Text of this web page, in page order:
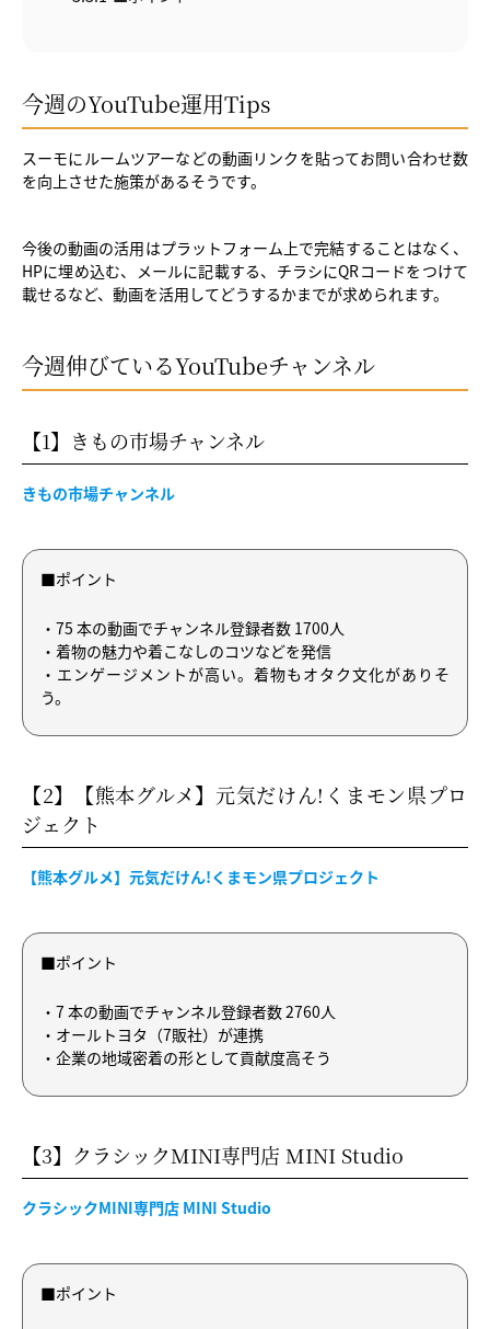
今週のYouTube運用Tips
スーモにルームツアーなどの動画リンクを貼ってお問い合わせ数
を向上させた施策があるそうです。
今後の動画の活用はプラットフォーム上で完結することはなく、
HPに埋め込む、メールに記載する、チラシにQRコードをつけて
載せるなど、動画を活用してどうするかまでが求められます。
今週伸びているYouTubeチャンネル
【1】きもの市場チャンネル
きもの市場チャンネル
■ポイント
・75 本の動画でチャンネル登録者数 1700人
・着物の魅力や着こなしのコツなどを発信
・エンゲージメントが高い。着物もオタク文化がありそ
う。
【2】【熊本グルメ】元気だけん!くまモン県プロ
ジェクト
【熊本グルメ】元気だけん!くまモン県プロジェクト
■ポイント
・7 本の動画でチャンネル登録者数 2760人
・オールトヨタ（7販社）が連携
・企業の地域密着の形として貢献度高そう
【3】クラシックMINI専門店 MINI Studio
クラシックMINI専門店 MINI Studio
■ポイント